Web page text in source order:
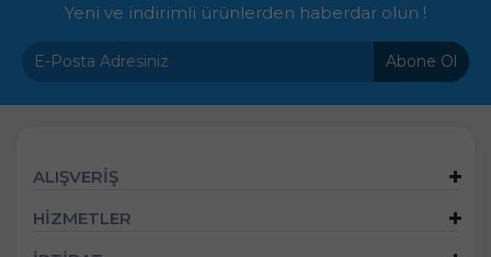
Yeni ve indirimli ürünlerden haberdar olun !
Abone Ol
ALIŞVERİŞ
HİZMETLER